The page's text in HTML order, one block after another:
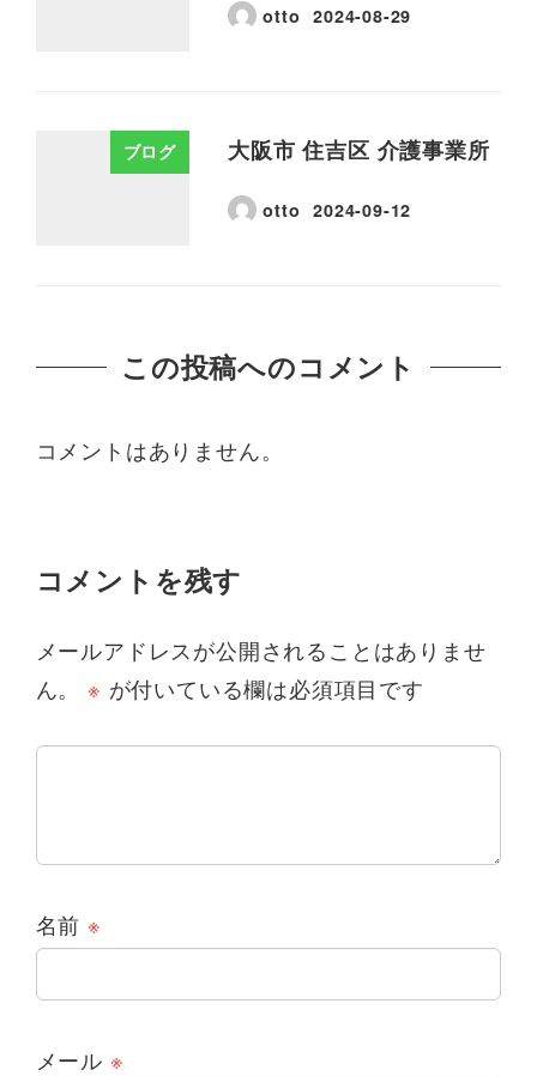
otto 2024-08-29
ブログ 大阪市 住吉区 介護事業所
otto 2024-09-12
この投稿へのコメント
コメントはありません。
コメントを残す
メールアドレスが公開されることはありませ
ん。
※ が付いている欄は必須項目です
名前 ※
メール ※